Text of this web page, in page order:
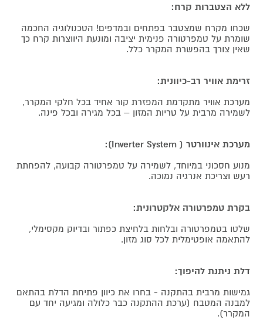
ללא הצטברות קרח:
שכחו מקרח שמצטבר בפתחים ובמדפים! הטכנולוגיה החכמה
שומרת על טמפרטורה פנימית יציבה ומונעת היווצרות קרח כך
שאין צורך בהפשרת המקרר כלל.
זרימת אוויר רב-כיוונית:
מערכת אוויר מתקדמת המפזרת קור אחיד בכל חלקי המקרר,
לשמירה מרבית על טריות המזון – בכל מגירה ובכל פינה.
מערכת אינוורטר ( Inverter System):
מנוע חסכוני במיוחד, לשמירה על טמפרטורה קבועה, להפחתת
רעש וצריכת אנרגיה נמוכה.
בקרת טמפרטורה אלקטרונית:
שלטו בטמפרטורה ובלחות בלחיצת כפתור ובדיוק מקסימלי,
להתאמה אופטימלית לכל סוג מזון.
דלת ניתנת להיפוך:
גמישות מרבית בהתקנה - בחרו את כיוון פתיחת הדלת בהתאם
למבנה המטבח (ערכת ההתקנה כבר כלולה ומגיעה יחד עם
המקרר).